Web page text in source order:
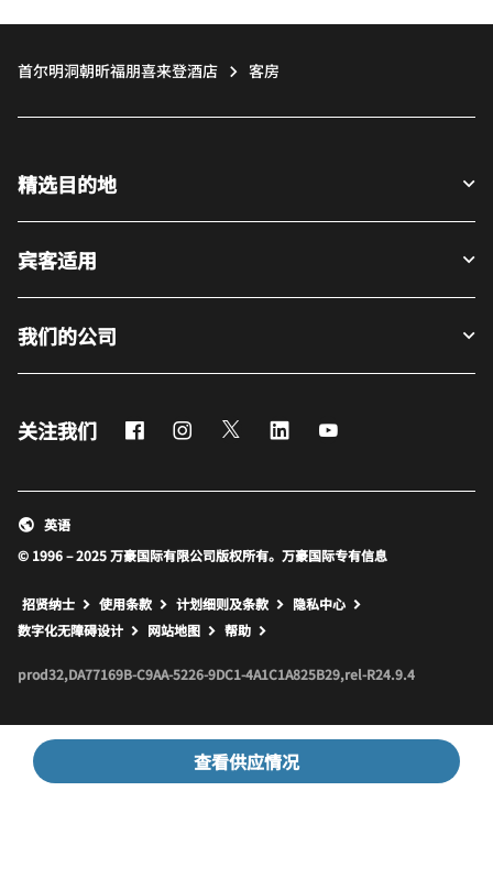
查看供应情况
首尔明洞朝昕福朋喜来登酒店 客房
精选目的地
宾客适用
我们的公司
关注我们 FacebookInstagram
Twitter LinkedIn
© 1996 – 2025 万豪国际有限公司版权所有。万豪国际专有信息
英语
招贤纳士 使用条款 计划细则及条款
隐私中心
数字化无障碍设计
网站地图 打开新窗口
帮助
prod32,DA77169B-C9AA-5226-9DC1-4A1C1A825B29,rel-R24.9.4